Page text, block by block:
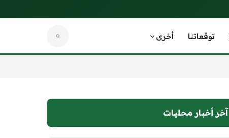
توقعاتنا أخرى
آخر أخبار محليات